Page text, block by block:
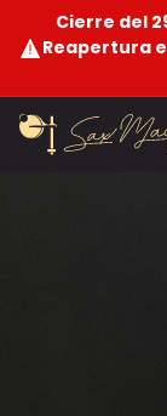
Cierre del
Reapertura